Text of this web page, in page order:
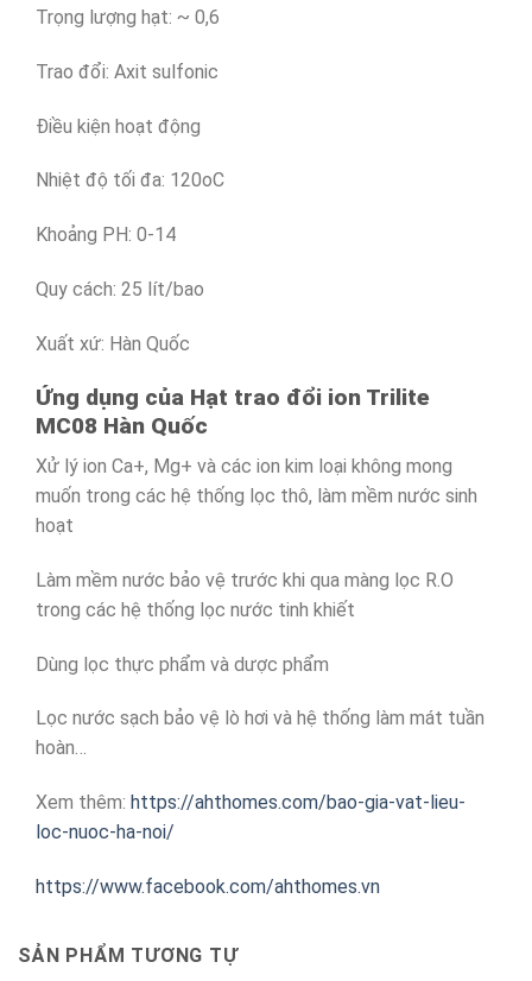
Trọng lượng hạt: ~ 0,6
Trao đổi: Axit sulfonic
Điều kiện hoạt động
Nhiệt độ tối đa: 120oC
Khoảng PH: 0-14
Quy cách: 25 lít/bao
Xuất xứ: Hàn Quốc
Ứng dụng của Hạt trao đổi ion Trilite
MC08 Hàn Quốc
Xử lý ion Ca+, Mg+ và các ion kim loại không mong
muốn trong các hệ thống lọc thô, làm mềm nước sinh
hoạt
Làm mềm nước bảo vệ trước khi qua màng lọc R.O
trong các hệ thống lọc nước tinh khiết
Dùng lọc thực phẩm và dược phẩm
Lọc nước sạch bảo vệ lò hơi và hệ thống làm mát tuần
hoàn…
Xem thêm: https://ahthomes.com/bao-gia-vat-lieu-
loc-nuoc-ha-noi/
https://www.facebook.com/ahthomes.vn
SẢN PHẨM TƯƠNG TỰ